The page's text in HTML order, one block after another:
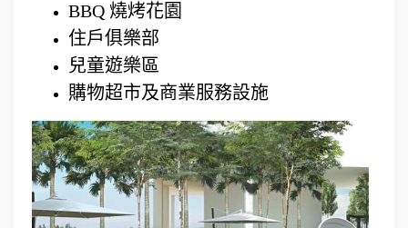
BBQ 燒烤花園
住戶俱樂部
兒童遊樂區
購物超市及商業服務設施